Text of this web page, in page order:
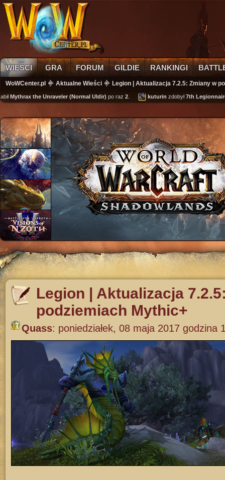
WIEŚCI GRA FORUM GILDIE RANKINGI
WoWCenter.pl Aktualne Wieści Legion | Aktualizacja 7.2.5: Zmiany w
Mythrax the Unraveler (Normal Uldir)po raz2. kuturinzdobył7th
Legion | Aktualizacja
podziemiach Mythic+
Quass: poniedziałek, 08 maja 2017 godzina